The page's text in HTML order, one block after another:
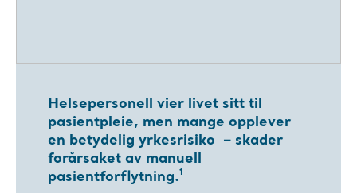
Helsepersonell vier livet sitt til
pasientpleie, men mange opplever
en betydelig yrkesrisiko – skader
forårsaket av manuell
pasientforflytning.¹